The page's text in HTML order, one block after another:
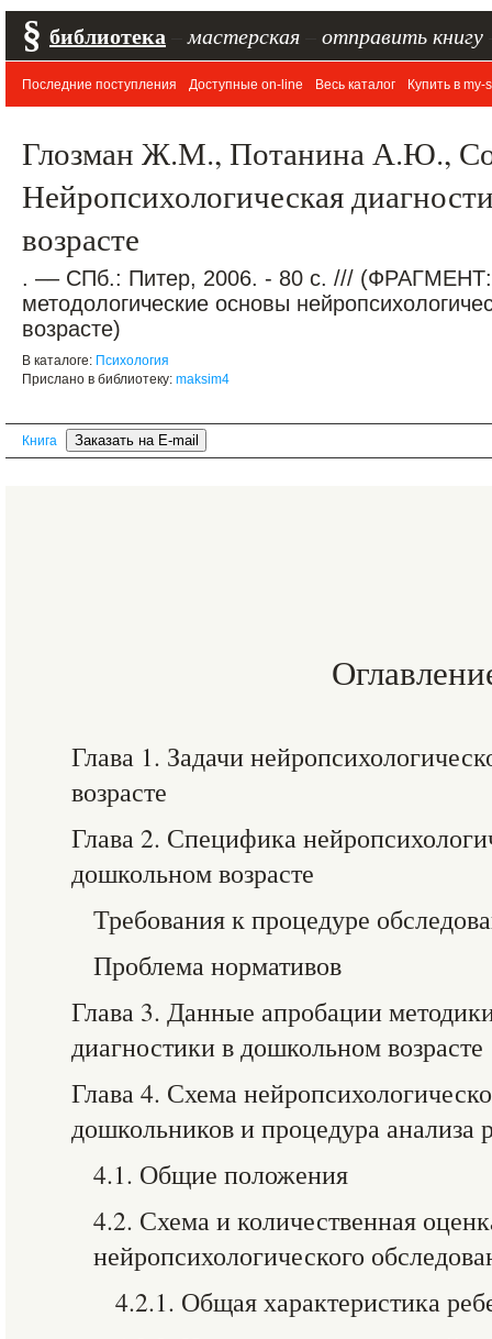
§ библиотека мастерская отправить книгу
Последние поступления Доступные on-line Весь каталог Купить в my-
Глозман Ж.М., Потанина А.Ю.,
Нейропсихологическая
возрасте
. –– СПб.: Питер, 2006. - 80 с. /// (ФРАГМЕНТ:
методологические основы
возрасте)
В каталоге: Психология
Прислано в библиотеку: maksim4
Книга
Глава 1. Задачи
возрасте
Глава 2. Специфика
дошкольном возрасте
Требования к процедуре
Проблема нормативов
Глава 3. Данные апробации
диагностики в дошкольном возрасте
Глава 4. Схема
дошкольников и процедура анализа
4.1. Общие положения
4.2. Схема и количественная
нейропсихологического
4.2.1. Общая характеристика